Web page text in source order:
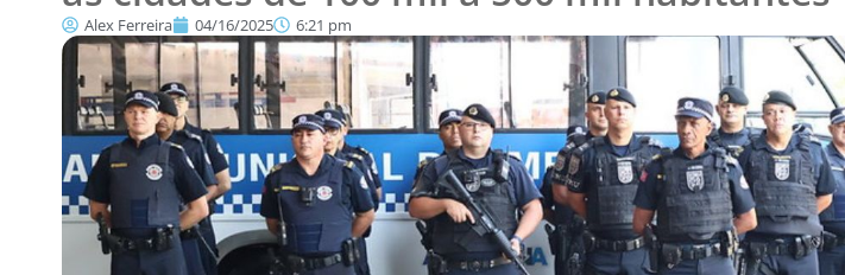
Alex Ferreira 04/16/2025 6:21 pm